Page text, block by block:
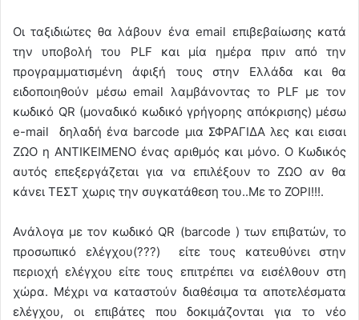
Οι ταξιδιώτες θα λάβουν ένα email επιβεβαίωσης κατά
την υποβολή του PLF και μία ημέρα πριν από την
προγραμματισμένη άφιξή τους στην Ελλάδα και θα
ειδοποιηθούν μέσω email λαμβάνοντας το PLF με τον
κωδικό QR (μοναδικό κωδικό γρήγορης απόκρισης) μέσω
e-mail δηλαδή ένα barcode μια ΣΦΡΑΓΙΔΑ λες και εισαι
ΖΩΟ η ΑΝΤΙΚΕΙΜΕΝΟ ένας αριθμός και μόνο. Ο Κωδικός
αυτός επεξεργάζεται για να επιλέξουν το ΖΩΟ αν θα
κάνει ΤΕΣΤ χωρις την συγκατάθεση του..Με το ΖΟΡΙ!!!.
Ανάλογα με τον κωδικό QR (barcode ) των επιβατών, το
προσωπικό ελέγχου(???) είτε τους κατευθύνει στην
περιοχή ελέγχου είτε τους επιτρέπει να εισέλθουν στη
χώρα. Μέχρι να καταστούν διαθέσιμα τα αποτελέσματα
ελέγχου, οι επιβάτες που δοκιμάζονται για το νέο